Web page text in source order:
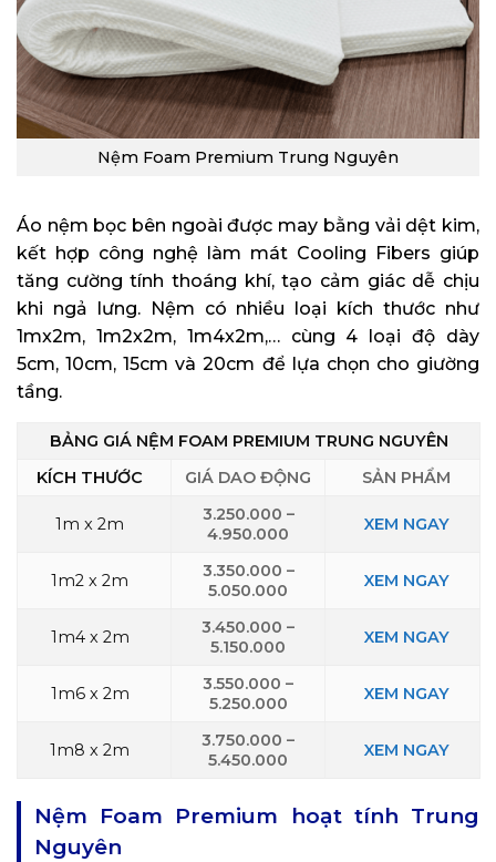
Nệm Foam Premium Trung Nguyên
Áo nệm bọc bên ngoài được may bằng vải dệt kim,
kết hợp công nghệ làm mát Cooling Fibers giúp
tăng cường tính thoáng khí, tạo cảm giác dễ chịu
khi ngả lưng. Nệm có nhiều loại kích thước như
1mx2m, 1m2x2m, 1m4x2m,… cùng 4 loại độ dày
5cm, 10cm, 15cm và 20cm để lựa chọn cho giường
tầng.
BẢNG GIÁ NỆM FOAM PREMIUM TRUNG NGUYÊN
KÍCH THƯỚC
GIÁ DAO ĐỘNG SẢN PHẨM
1m x 2m
3.250.000 –
4.950.000
XEM NGAY
1m2 x 2m
3.350.000 –
5.050.000
XEM NGAY
1m4 x 2m
3.450.000 –
5.150.000
XEM NGAY
1m6 x 2m
3.550.000 –
5.250.000
XEM NGAY
1m8 x 2m
3.750.000 –
5.450.000
XEM NGAY
Nệm Foam Premium hoạt tính Trung
Nguyên